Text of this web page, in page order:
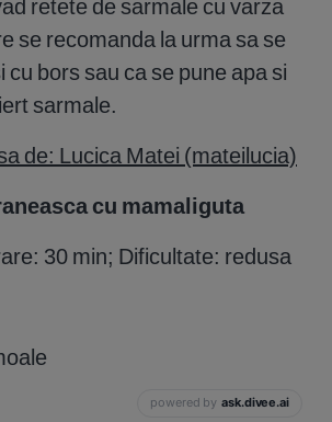
retete de sarmale cu varza
se recomanda la urma sa se
cu bors sau ca se pune apa si
sarmale.
de: Lucica Matei (mateilucia)
cu mamaliguta
30 min; Dificultate: redusa